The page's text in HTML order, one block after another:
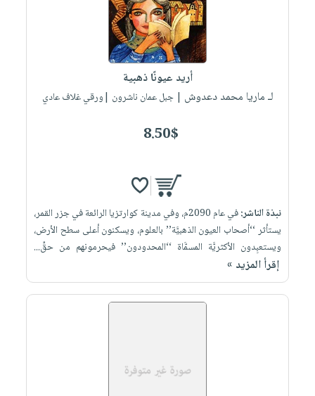
أريد عيونًا ذهبية
لـ ماريا محمد دعدوش | جبل عمان ناشرون |ورقي غلاف عادي
8.50$
نبذة الناشر:
في عام 2090م، وفي مدينة كوارتزيا الرائعة في جزر القمر،
يستأثر ‘‘أصحاب العيون الذهبيَّة’’ بالعلوم، ويسكنون أعلى سطح الأرض،
ويستعبِدون الأكثريَّة المسمَّاة ‘‘المحدودون’’ فيحرمونهم من حقِّ...
إقرأ المزيد »